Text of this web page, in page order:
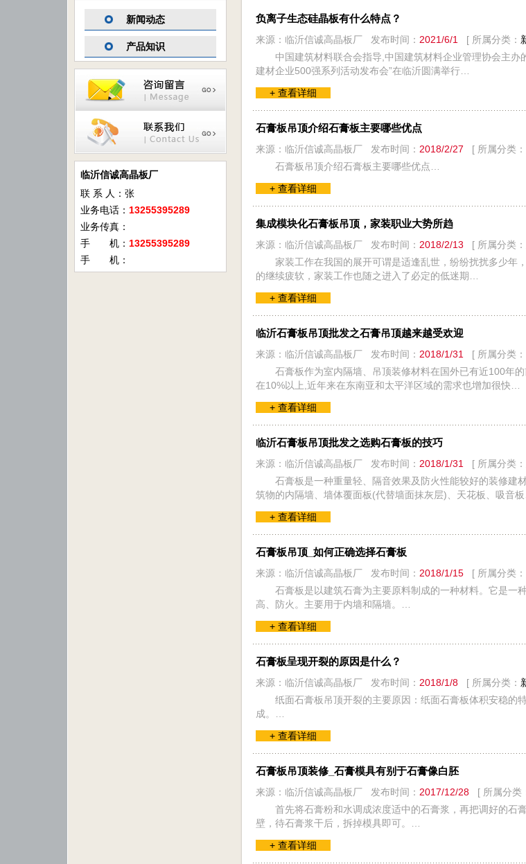
新闻动态
产品知识
临沂信诚高晶板厂
联 系 人：张
业务电话： 13255395289
业务传真：
手 机： 13255395289
手 机：
负离子生态硅晶板有什么特点？
来源：临沂信诚高晶板厂 发布时间： 2021/6/1 [ 所属分类：
中国建筑材料联合会指导,中国建筑材料企业管理协会主
建材企业500强系列活动发布会”在临沂圆满举行…
+ 查看详细
石膏板吊顶介绍石膏板主要哪些优点
来源：临沂信诚高晶板厂 发布时间： 2018/2/27 [ 所属分类：
石膏板吊顶介绍石膏板主要哪些优点…
+ 查看详细
集成模块化石膏板吊顶，家装职业大势所趋
来源：临沂信诚高晶板厂 发布时间： 2018/2/13 [ 所属分类：
家装工作在我国的展开可谓是适逢乱世，纷纷扰扰多少年
的继续疲软，家装工作也随之进入了必定的低迷期…
+ 查看详细
临沂石膏板吊顶批发之石膏吊顶越来越受欢迎
来源：临沂信诚高晶板厂 发布时间： 2018/1/31 [ 所属分类：
石膏板作为室内隔墙、吊顶装修材料在国外已有近100年
在10%以上,近年来在东南亚和太平洋区域的需求也增加很快…
+ 查看详细
临沂石膏板吊顶批发之选购石膏板的技巧
来源：临沂信诚高晶板厂 发布时间： 2018/1/31 [ 所属分类：
石膏板是一种重量轻、隔音效果及防火性能较好的装修建
筑物的内隔墙、墙体覆面板(代替墙面抹灰层)、天花板、吸音
+ 查看详细
石膏板吊顶_如何正确选择石膏板
来源：临沂信诚高晶板厂 发布时间： 2018/1/15 [ 所属分类：
石膏板是以建筑石膏为主要原料制成的一种材料。它是一
高、防火。主要用于内墙和隔墙。…
+ 查看详细
石膏板呈现开裂的原因是什么？
来源：临沂信诚高晶板厂 发布时间： 2018/1/8 [ 所属分类：
纸面石膏板吊顶开裂的主要原因：纸面石膏板体积安稳的
成。…
+ 查看详细
石膏板吊顶装修_石膏模具有别于石膏像白胚
来源：临沂信诚高晶板厂 发布时间： 2017/12/28 [ 所属分类
首先将石膏粉和水调成浓度适中的石膏浆，再把调好的石
壁，待石膏浆干后，拆掉模具即可。…
+ 查看详细